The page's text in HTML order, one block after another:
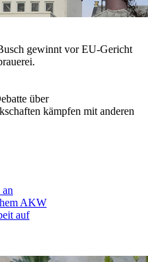
gewinnt vor EU-Gericht
über
kämpfen mit anderen
AKW
auf